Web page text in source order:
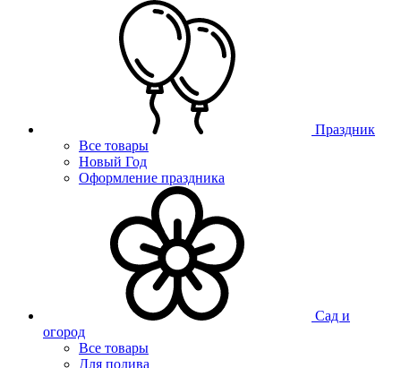
Праздник
Все товары
Новый Год
Оформление праздника
Сад и
огород
Все товары
Для полива